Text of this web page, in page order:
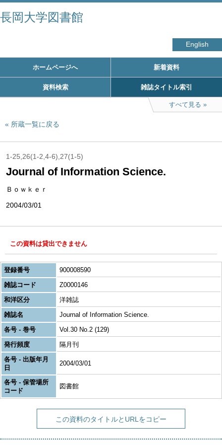
長岡大学図書館
English
ホームページへ 新着資料
資料検索 雑誌タイトル索引
すべて見る
所蔵一覧に戻る
1-25,26(1-2,4-6),27(1-5)
Journal of Information Science.
Ｂｏｗｋｅｒ
2004/03/01
この資料は貸出できません
登録番号
900008590
雑誌コード
Z0000146
和洋区分
洋雑誌
雑誌名
Journal of Information Science.
各号 - 巻号
Vol.30 No.2 (129)
発行頻度
隔月刊
各号 - 出版年月
日
2004/03/01
各号 - 保管場所
コード
図書館
この資料のタイトルとURLをコピー